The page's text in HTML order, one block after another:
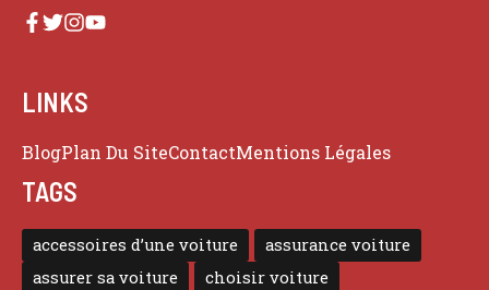
LINKS
BlogPlan Du SiteContactMentions Légales
TAGS
accessoires d’une voiture
assurance voiture
assurer sa voiture
choisir voiture